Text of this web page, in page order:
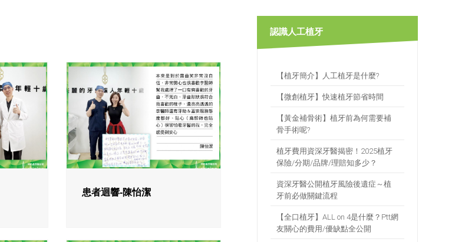
患者迴響-陳怡潔
認識人工植牙
【植牙簡介】人工植牙是什麼?
【微創植牙】快速植牙節省時間
【黃金補骨術】植牙前為何需要補
骨手術呢?
植牙費用資深牙醫揭密！2025植牙
保險/分期/品牌/理賠知多少？
資深牙醫公開植牙風險後遺症～植
牙前必做關鍵流程
【全口植牙】ALL on 4是什麼？Ptt網
友關心的費用/優缺點全公開